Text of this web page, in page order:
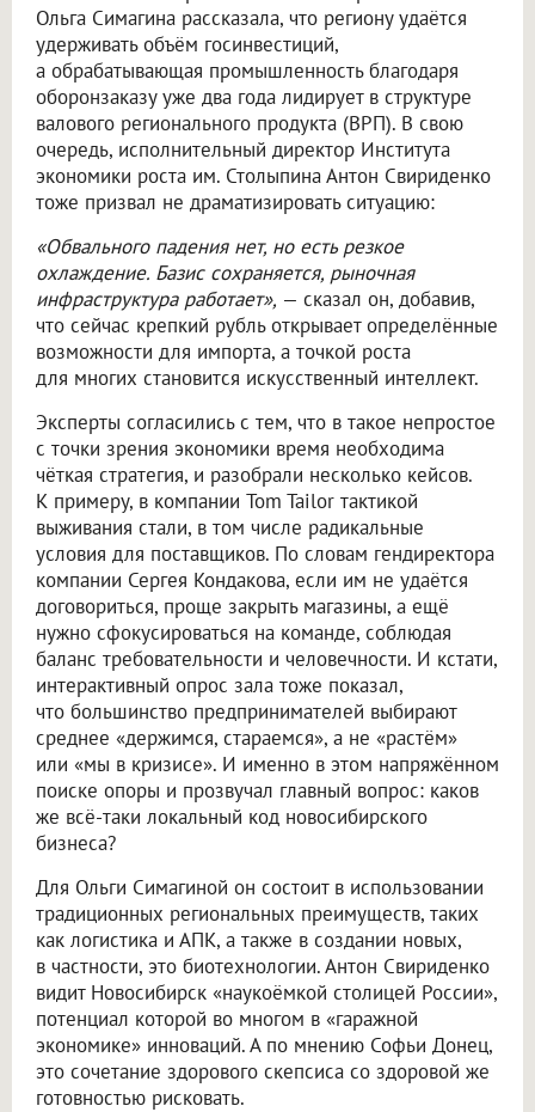
Ольга Симагина рассказала, что региону удаётся
удерживать объём госинвестиций,
а обрабатывающая промышленность благодаря
оборонзаказу уже два года лидирует в структуре
валового регионального продукта (ВРП). В свою
очередь, исполнительный директор Института
экономики роста им. Столыпина Антон Свириденко
тоже призвал не драматизировать ситуацию:
«Обвального падения нет, но есть резкое
охлаждение. Базис сохраняется, рыночная
инфраструктура работает», — сказал он, добавив,
что сейчас крепкий рубль открывает определённые
возможности для импорта, а точкой роста
для многих становится искусственный интеллект.
Эксперты согласились с тем, что в такое непростое
с точки зрения экономики время необходима
чёткая стратегия, и разобрали несколько кейсов.
К примеру, в компании Tom Tailor тактикой
выживания стали, в том числе радикальные
условия для поставщиков. По словам гендиректора
компании Сергея Кондакова, если им не удаётся
договориться, проще закрыть магазины, а ещё
нужно сфокусироваться на команде, соблюдая
баланс требовательности и человечности. И кстати,
интерактивный опрос зала тоже показал,
что большинство предпринимателей выбирают
среднее «держимся, стараемся», а не «растём»
или «мы в кризисе». И именно в этом напряжённом
поиске опоры и прозвучал главный вопрос: каков
же всё-таки локальный код новосибирского
бизнеса?
Для Ольги Симагиной он состоит в использовании
традиционных региональных преимуществ, таких
как логистика и АПК, а также в создании новых,
в частности, это биотехнологии. Антон Свириденко
видит Новосибирск «наукоёмкой столицей России»,
потенциал которой во многом в «гаражной
экономике» инноваций. А по мнению Софьи Донец,
это сочетание здорового скепсиса со здоровой же
готовностью рисковать.